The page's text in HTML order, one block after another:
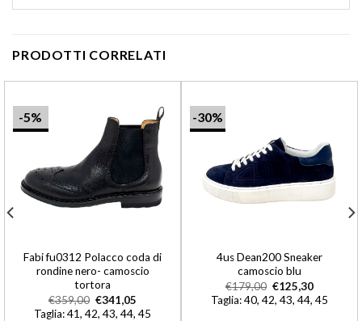
PRODOTTI CORRELATI
-5%
Fabi fu0312 Polacco coda di
rondine nero- camoscio
tortora
€359,00 €341,05
Taglia: 41, 42, 43, 44, 45
-30%
4us Dean200 Sneaker
camoscio blu
€179,00 €125,30
Taglia: 40, 42, 43, 44, 45